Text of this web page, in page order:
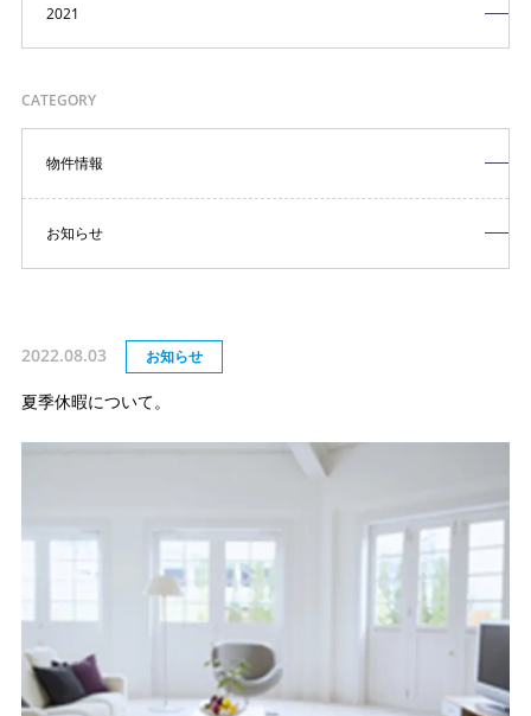
2022.08.03 お知らせ
夏季休暇について。
2021
CATEGORY
物件情報
お知らせ